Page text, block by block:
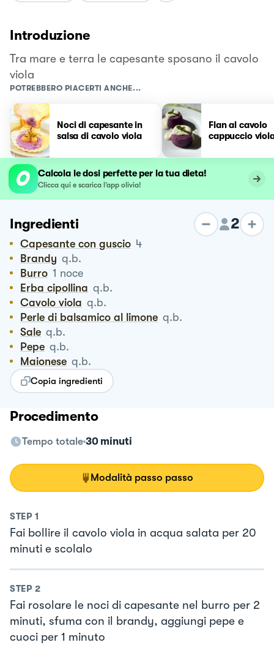
Introduzione
Tra mare e terra le capesante sposano il cavolo
viola
POTREBBERO PIACERTI ANCHE...
Noci di capesante in
salsa di cavolo viola
Flan al cavolo
cappuccio
Calcola le dosi perfette per la tua dieta!
Clicca qui e scarica l’app olivia!
Ingredienti 2
Capesante con guscio 4
Brandy q.b.
Burro 1 noce
Erba cipollina q.b.
Cavolo viola q.b.
Perle di balsamico al limone q.b.
Sale q.b.
Pepe q.b.
Maionese q.b.
Copia ingredienti
Procedimento
Tempo totale 30 minuti
Modalità passo passo
STEP 1
Fai bollire il cavolo viola in acqua salata per 20
minuti e scolalo
STEP 2
Fai rosolare le noci di capesante nel burro per 2
minuti, sfuma con il brandy, aggiungi pepe e
cuoci per 1 minuto